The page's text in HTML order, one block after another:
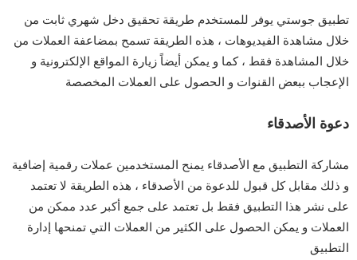
تطبيق جوستي يوفر للمستخدم طريقة تحقيق دخل شهري ثابت من
خلال مشاهدة الفيديوهات ، هذه الطريقة تسمح بمضاعفة العملات من
خلال المشاهدة فقط ، كما و يمكن أيضاً زيارة المواقع الإلكترونية و
الإعجاب ببعض القنوات و الحصول على العملات المخصصة
دعوة الأصدقاء
مشاركة التطبيق مع الأصدقاء يمنح المستخدمين عملات رقمية إضافية
و ذلك مقابل كل قبول للدعوة من الأصدقاء ، هذه الطريقة لا تعتمد
على نشر هذا التطبيق فقط بل تعتمد على جمع أكبر عدد ممكن من
العملات و يمكن الحصول على الكثير من العملات التي تمنحها إدارة
التطبيق